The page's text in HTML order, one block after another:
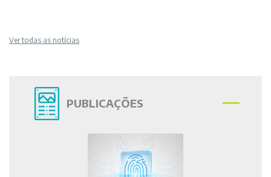
Ver todas as notícias
PUBLICAÇÕES